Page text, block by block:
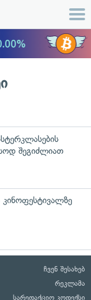
შეგიძლიათ
ჩვენ შესახებ
რეკლამა
სარედაქციო კოდექსი